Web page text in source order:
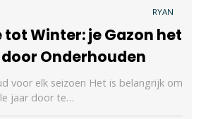
RYAN
tot Winter: je Gazon het
Onderhouden
voor elk seizoen Het is belangrijk om
jaar door te…